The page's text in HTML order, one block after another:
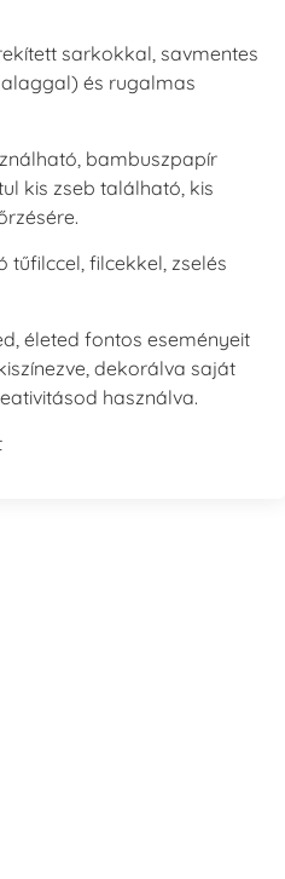
sarkokkal, savmentes
és rugalmas
bambuszpapír
kis zseb található, kis
filcekkel, zselés
életed fontos eseményeit
dekorálva saját
használva.